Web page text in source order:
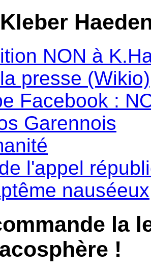
NON à
presse (Wikio)
Facebook :
Garennois
l'appel
nauséeux
la
!